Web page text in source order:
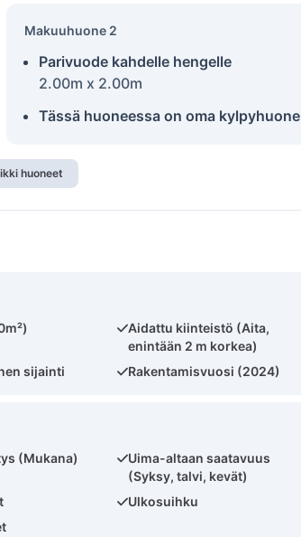
Makuuhuone 2
Parivuode kahdelle hengelle
2.00m x 2.00m
Tässä huoneessa on oma kylpyhuone
huoneet
Aidattu kiinteistö (Aita,
enintään 2 m korkea)
sijainti Rakentamisvuosi (2024)
(Mukana)
Uima-altaan saatavuus
(Syksy, talvi, kevät)
Ulkosuihku